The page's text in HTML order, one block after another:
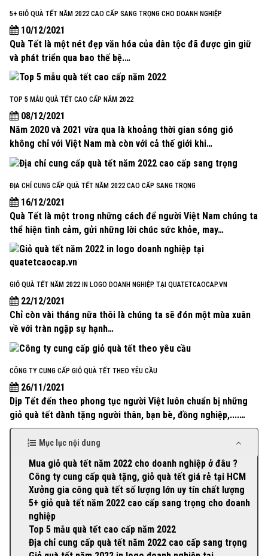
5+ GIỎ QUÀ TẾT NĂM 2022 CAO CẤP SANG TRỌNG CHO DOANH NGHIỆP
10/12/2021
Quà Tết là một nét đẹp văn hóa của dân tộc đã được gìn giữ
và phát triển qua bao thế bệ.…
TOP 5 MẪU QUÀ TẾT CAO CẤP NĂM 2022
08/12/2021
Năm 2020 và 2021 vừa qua là khoảng thời gian sóng gió
không chỉ với Việt Nam mà còn với cả thế giới khi…
ĐỊA CHỈ CUNG CẤP QUÀ TẾT NĂM 2022 CAO CẤP SANG TRỌNG
16/12/2021
Quà Tết là một trong những cách để người Việt Nam chúng ta
thể hiện tình cảm, gửi những lời chúc sức khỏe, may…
GIỎ QUÀ TẾT NĂM 2022 IN LOGO DOANH NGHIỆP TẠI QUATETCAOCAP.VN
22/12/2021
Chỉ còn vài tháng nữa thôi là chúng ta sẽ đón một mùa xuân
về với tràn ngập sự hạnh…
CÔNG TY CUNG CẤP GIỎ QUÀ TẾT THEO YÊU CẦU
26/11/2021
Dịp Tết đến theo phong tục người Việt luôn chuẩn bị những
giỏ quà tết dành tặng người thân, bạn bè, đồng nghiệp,....…
Mục lục nội dung
Mua giỏ quà tết năm 2022 cho doanh nghiệp ở đâu ?
Công ty cung cấp quà tặng, giỏ quà tết giá rẻ tại HCM
Xưởng gia công quà tết số lượng lớn uy tín chất lượng
5+ giỏ quà tết năm 2022 cao cấp sang trọng cho doanh
nghiệp
Top 5 mẫu quà tết cao cấp năm 2022
Địa chỉ cung cấp quà tết năm 2022 cao cấp sang trọng